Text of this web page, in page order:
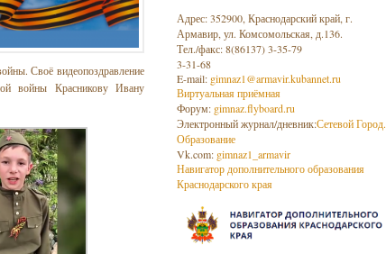
Своё видеопоздравление
войны Красникову Ивану
Адрес: 352900, Краснодарский край, г.
Армавир, ул. Комсомольская, д.136.
Тел./факс: 8(86137) 3-35-79
3-31-68
E-mail: gimnaz1@armavir.kubannet.ru
Виртуальная приёмная
Форум: gimnaz.flyboard.ru
Электронный журнал/дневник:Сетевой Город.
Образование
Vk.com: gimnaz1_armavir
Навигатор дополнительного образования
Краснодарского края